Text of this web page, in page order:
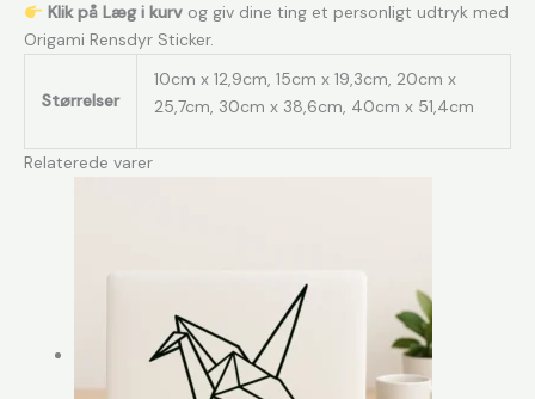
Klik på Læg i kurvog giv dine ting et personligt udtryk med
Origami Rensdyr Sticker.
Størrelser
10cm x 12,9cm, 15cm x 19,3cm, 20cm x
25,7cm, 30cm x 38,6cm, 40cm x 51,4cm
Relaterede varer